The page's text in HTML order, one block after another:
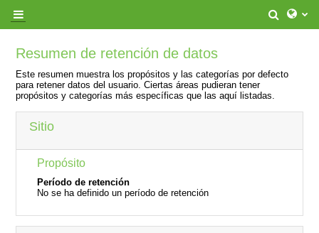
Panel lateral
Resumen de retención de datos
Este resumen muestra los propósitos y las categorías por defecto
para retener datos del usuario. Ciertas áreas pudieran tener
propósitos y categorías más específicas que las aquí listadas.
Sitio
Propósito
Período de retención
No se ha definido un período de retención